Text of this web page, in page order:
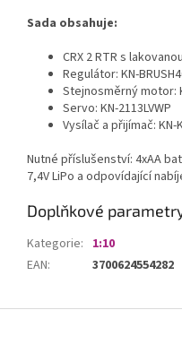
Sada obsahuje:
CRX 2 RTR s
Regulátor: KN-
Stejnosměrný motor:
Servo: KN-2113LVWP
Vysílač a přijímač: KN-
Nutné příslušenství: 4xAA
7,4V LiPo a odpovídající
Doplňkové
Kategorie: 1:10
EAN: 3700624554282